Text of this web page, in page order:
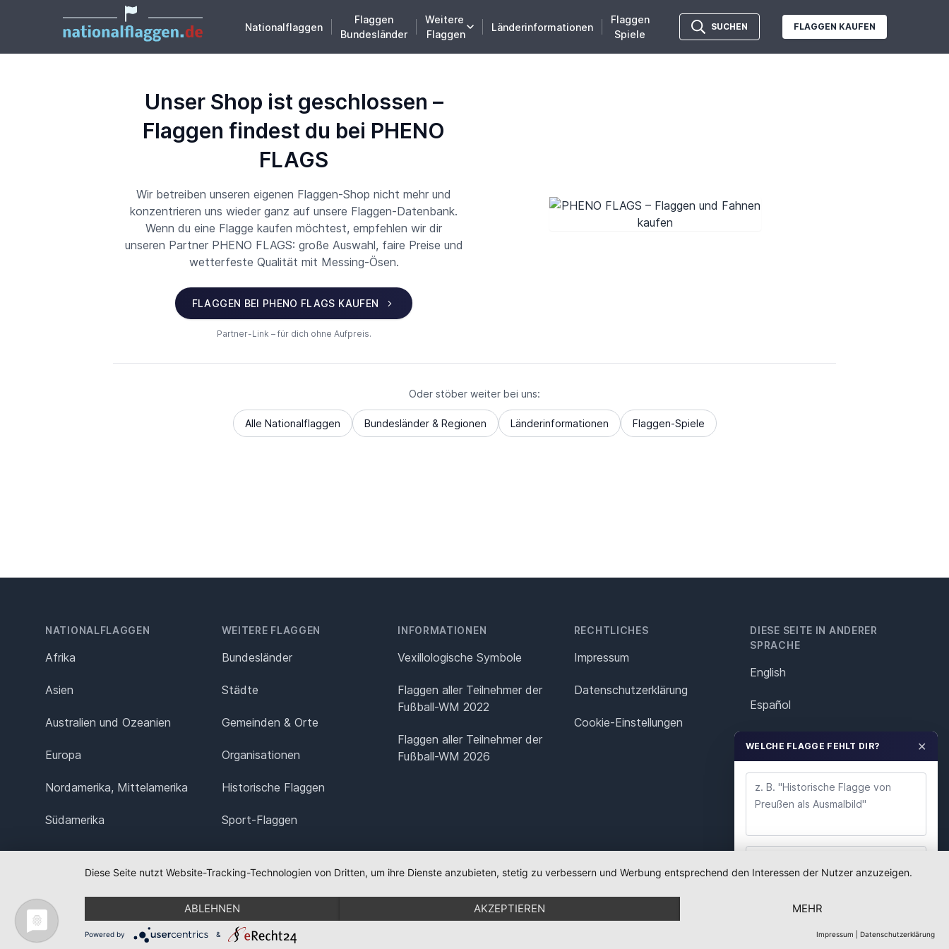
Nationalflaggen
Flaggen
Bundesländer
Weitere
Flaggen
Länderinformationen
Flaggen
Spiele
SUCHEN FLAGGEN KAUFEN
Unser Shop ist geschlossen –
Flaggen findest du bei PHENO
FLAGS
Wir betreiben unseren eigenen Flaggen-Shop nicht mehr und
konzentrieren uns wieder ganz auf unsere Flaggen-Datenbank.
Wenn du eine Flagge kaufen möchtest, empfehlen wir dir
unseren Partner PHENO FLAGS: große Auswahl, faire Preise und
wetterfeste Qualität mit Messing-Ösen.
FLAGGEN BEI PHENO FLAGS KAUFEN
Partner-Link – für dich ohne Aufpreis.
Oder stöber weiter bei uns:
Alle Nationalflaggen Bundesländer & Regionen Länderinformationen Flaggen-Spiele
NATIONALFLAGGEN
Afrika
Asien
Australien und Ozeanien
Europa
Nordamerika, Mittelamerika
Südamerika
WEITERE FLAGGEN
Bundesländer
Städte
Gemeinden & Orte
Organisationen
Historische Flaggen
Sport-Flaggen
INFORMATIONEN
Vexillologische Symbole
Flaggen aller Teilnehmer der
Fußball-WM 2022
Flaggen aller Teilnehmer der
Fußball-WM 2026
RECHTLICHES
Impressum
Datenschutz­erklärung
Cookie-Einstellungen
DIESE SEITE IN ANDERER
SPRACHE
English
Español
Italiano
Polska
Português
Nederlands
WELCHE FLAGGE FEHLT DIR? ✕
Diese Seite nutzt Website-Tracking-Technologien von Dritten, um ihre Dienste anzubieten, stetig zu verbessern und Werbung entsprechend den Interessen der Nutzer anzuzeigen.
ABLEHNEN AKZEPTIEREN MEHR
Powered by & Impressum Datenschutzerklärung